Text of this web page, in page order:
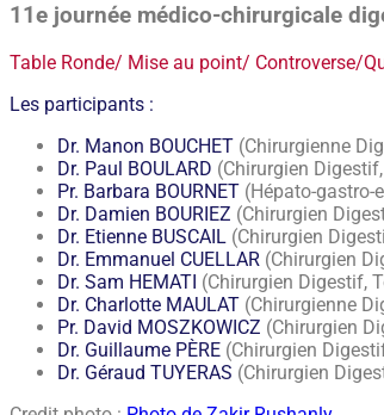
11e journée médico-chirurgicale
Table Ronde/ Mise au point/ Controverse/
Les participants :
Dr. Manon BOUCHET (Chirurgienne
Dr. Paul BOULARD (Chirurgien
Pr. Barbara BOURNET (Hépato-gastro-
Dr. Damien BOURIEZ (Chirurgien
Dr. Etienne BUSCAIL (Chirurgien
Dr. Emmanuel CUELLAR (Chirurgien
Dr. Sam HEMATI (Chirurgien Digestif,
Dr. Charlotte MAULAT (Chirurgienne
Pr. David MOSZKOWICZ (Chirurgien
Dr. Guillaume PÈRE (Chirurgien
Dr. Géraud TUYERAS (Chirurgien